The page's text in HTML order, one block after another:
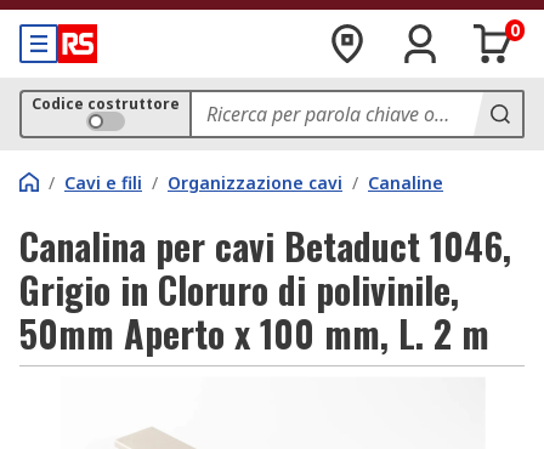
0
Codice costruttore
/ Cavi e fili / Organizzazione cavi / Canaline
Canalina per cavi Betaduct 1046,
Grigio in Cloruro di polivinile,
50mm Aperto x 100 mm, L. 2 m